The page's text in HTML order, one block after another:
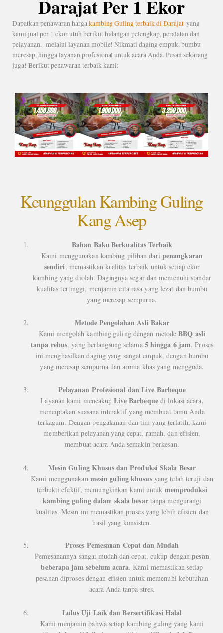
Darajat Per 1 Ekor
Dapatkan penawaran hargakambing Guling terbaik di Darajat yang
kami jual per 1 ekor utuh berikut hidangan pelengkap, peralatan dan
pelayanan. melalui layanan mobile! Nikmati daging empuk, bumbu
meresap, hingga layanan profesional untuk acara Anda. Pesan sekarang
juga! Berikut penawaran terbaik kami:
Keunggulan Kambing Guling
Kang Asep
Bahan Baku Berkualitas Terbaik
Kami menggunakan kambing pilihan dari penangkaran
sendiri, memastikan kualitas terbaik untuk setiap ekor
kambing yang diolah. Dagingnya segar dan memenuhi standar
kualitas tertinggi, menjamin cita rasa yang lezat dan bumbu
yang meresap sempurna.
Metode Pengolahan Asli Bakar
Kami mengolah kambing guling dengan metodeBBQ asli
tanpa rebus, yang berlangsung selama 5 hingga 6 jam. Proses
ini menghasilkan daging yang sangat empuk, dengan bumbu
yang meresap sempurna dan aroma khas yang menggoda.
Pelayanan Profesional dan Live Barbeque
Layanan kami mencakup Live Barbequedi lokasi acara,
menciptakan suasana interaktif yang membuat tamu Anda
terkagum. Dengan pengalaman dan tim yang terlatih, kami
memberikan pelayanan yang cepat, ramah, dan efisien,
membuat acara Anda semakin berkesan.
Mesin Guling Khusus dan Produksi Skala Besar
Kami menggunakan mesin guling khususyang telah teruji dan
terbukti efektif, memungkinkan kami untuk memproduksi
kambing guling dalam skala besartanpa mengurangi
kualitas. Mesin ini memastikan proses yang lebih efisien dan
hasil yang konsisten.
Proses Pemesanan Cepat dan Mudah
Pemesanannya sangat mudah dan cepat, cukup denganpesan
beberapa jam sebelum acara. Kami memastikan setiap
pesanan diproses dengan efisien untuk memenuhi kebutuhan
acara Anda tanpa stres.
Lulus Uji Laik dan Bersertifikasi Halal
Kami menjamin bahwa setiap kambing guling yang kami